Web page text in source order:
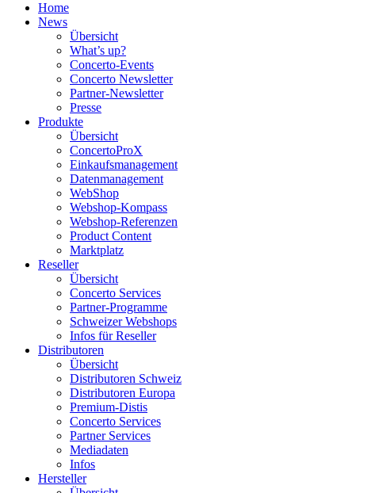
Home
News
Übersicht
What’s up?
Concerto-Events
Concerto Newsletter
Partner-Newsletter
Presse
Produkte
Übersicht
ConcertoProX
Einkaufsmanagement
Datenmanagement
WebShop
Webshop-Kompass
Webshop-Referenzen
Product Content
Marktplatz
Reseller
Übersicht
Concerto Services
Partner-Programme
Schweizer Webshops
Infos für Reseller
Distributoren
Übersicht
Distributoren Schweiz
Distributoren Europa
Premium-Distis
Concerto Services
Partner Services
Mediadaten
Infos
Hersteller